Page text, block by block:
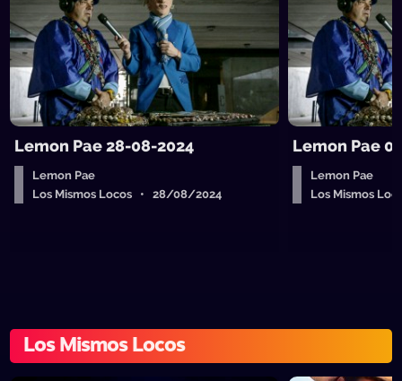
Lemon Pae 28-08-2024
Lemon Pae
Los Mismos Locos • 28/08/2024
Lemon Pae
Lemon Pae
Los Mismos
Los Mismos Locos